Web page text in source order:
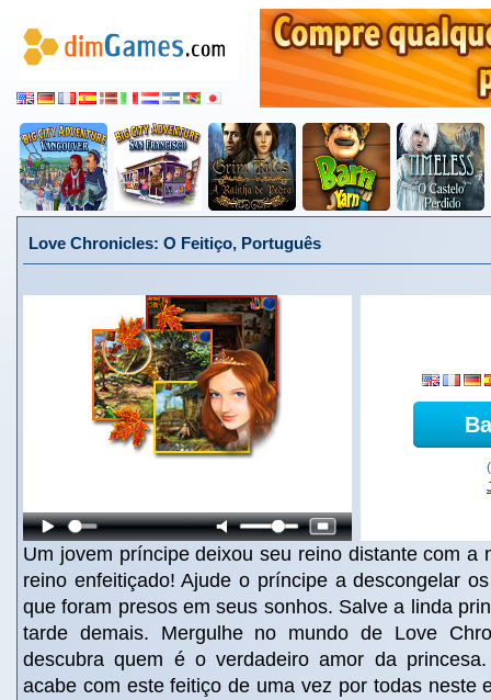
Love Chronicles: O Feitiço, Português
Um jovem príncipe deixou seu reino distante com a
reino enfeitiçado! Ajude o príncipe a descongelar
que foram presos em seus sonhos. Salve a linda
tarde demais. Mergulhe no mundo de Love
descubra quem é o verdadeiro amor da
acabe com este feitiço de uma vez por todas neste